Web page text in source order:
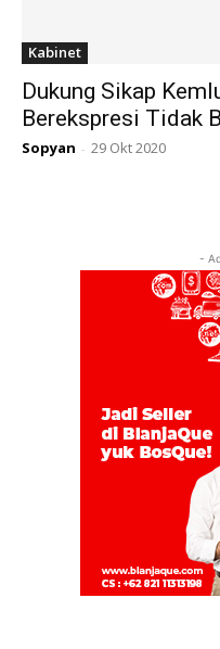
Kabinet
Dukung Sikap
Berekspresi Tidak
Sopyan - 29 Okt 2020
-